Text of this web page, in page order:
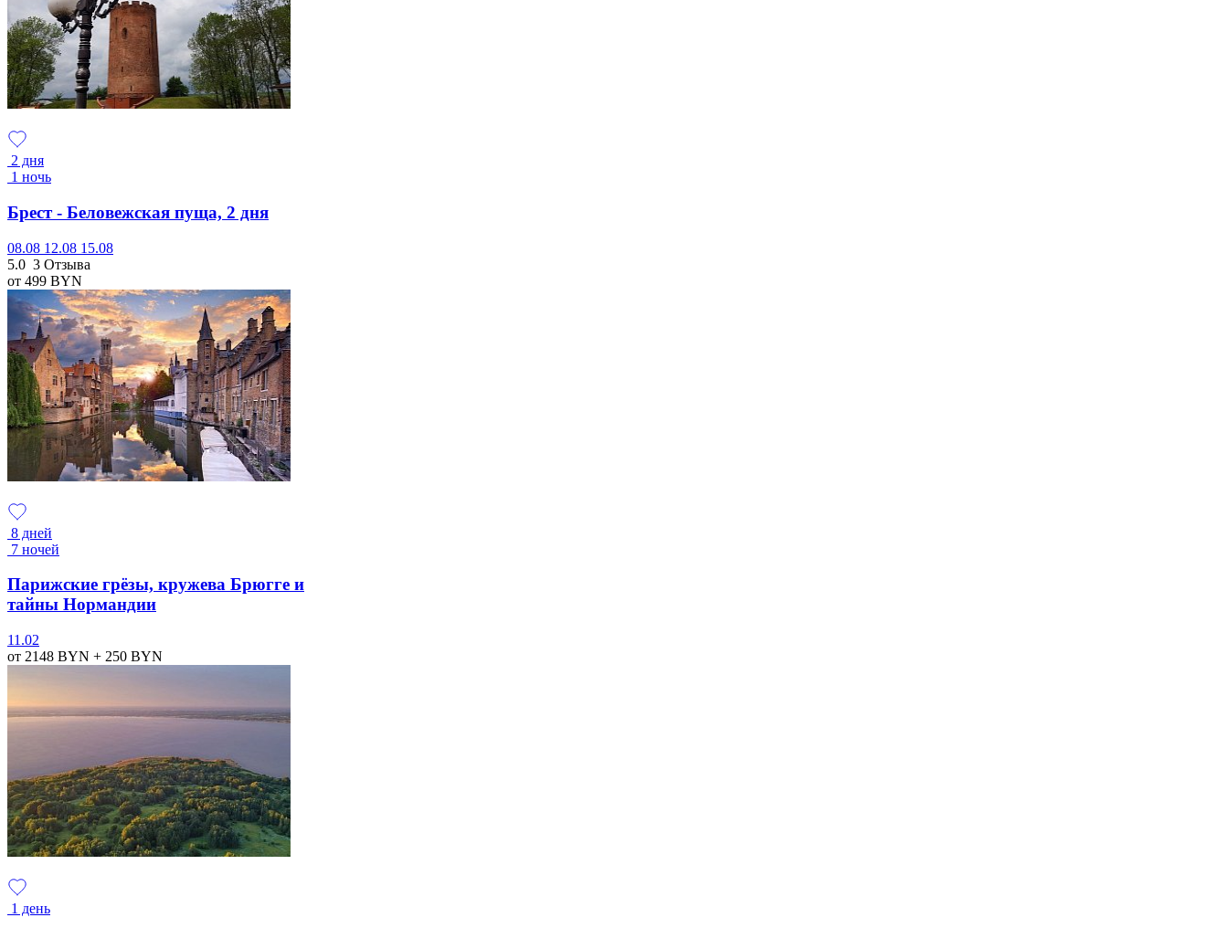
2 дня
1 ночь
Брест - Беловежская пуща, 2 дня
08.08 12.08 15.08
5.0 3 Отзыва
от 499 BYN
8 дней
7 ночей
Парижские грёзы, кружева Брюгге и
тайны Нормандии
11.02
от 2148 BYN + 250 BYN
1 день